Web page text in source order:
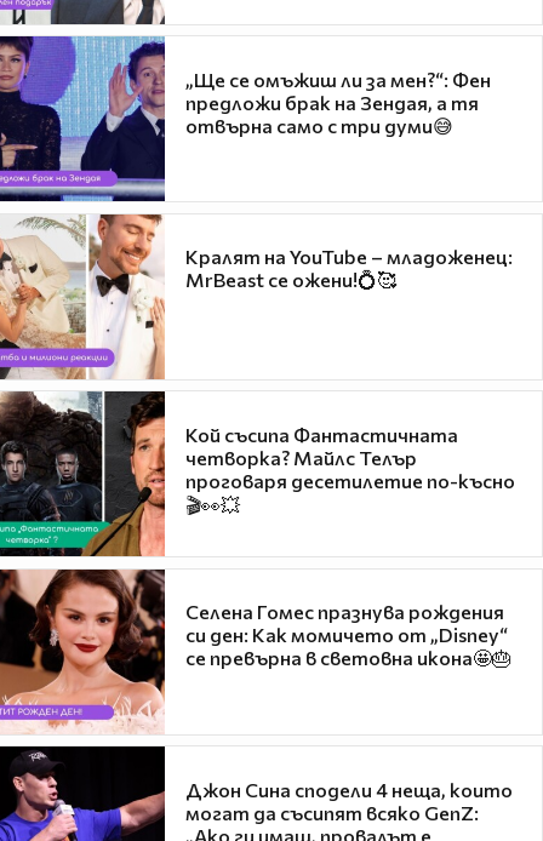
„Ще се омъжиш ли за мен?“: Фен
предложи брак на Зендая, а тя
отвърна само с три думи😅
Кралят на YouTube – младоженец:
MrBeast се ожени!💍🥰
Кой съсипа Фантастичната
четворка? Майлс Телър
проговаря десетилетие по-късно
🎬👀💥
Селена Гомес празнува рождения
си ден: Как момичето от „Disney“
се превърна в световна икона🤩🎂
Джон Сина сподели 4 неща, които
могат да съсипят всяко GenZ:
„Ако ги имаш, провалът е